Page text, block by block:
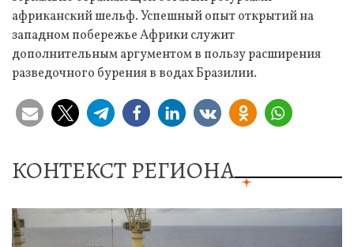
африканский шельф. Успешный опыт открытий на
западном побережье Африки служит
дополнительным аргументом в пользу расширения
разведочного бурения в водах Бразилии.
КОНТЕКСТ РЕГИОНА